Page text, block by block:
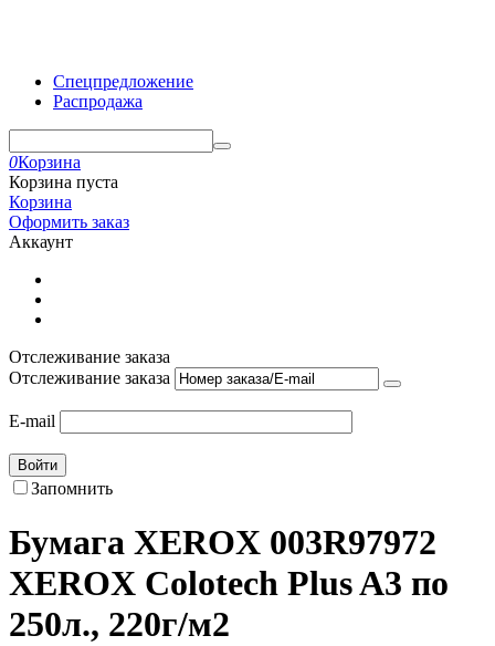
Спецпредложение
Распродажа
0Корзина
Корзина пуста
Корзина
Оформить заказ
Аккаунт
Отслеживание заказа
Отслеживание заказа
E-mail
Войти
Запомнить
Бумага XEROX 003R97972
XEROX Colotech Plus A3 по
250л., 220г/м2